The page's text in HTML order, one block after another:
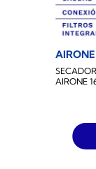
AIRONE
AIRONE